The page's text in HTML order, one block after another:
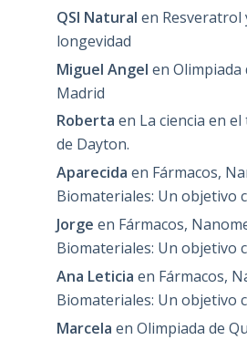
QSI Natural en Resveratrol
longevidad
Miguel Angel en Olimpiada
Madrid
Roberta en La ciencia en
de Dayton.
Aparecida en Fármacos,
Biomateriales: Un objetivo
Jorge en Fármacos,
Biomateriales: Un objetivo
Ana Leticia en Fármacos,
Biomateriales: Un objetivo
Marcela en Olimpiada de